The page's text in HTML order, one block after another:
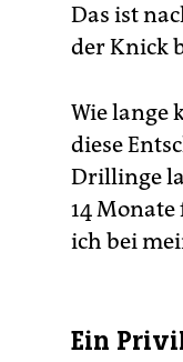
Das ist
der Knick
Wie lange
diese
Drillinge
14
ich bei
Ein